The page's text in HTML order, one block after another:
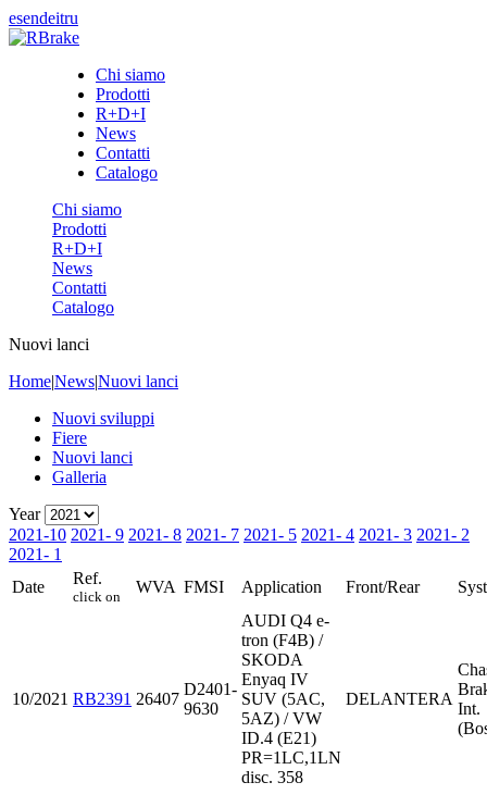
esendeitru
Chi siamo
Prodotti
R+D+I
News
Contatti
Catalogo
Chi siamo
Prodotti
R+D+I
News
Contatti
Catalogo
Nuovi lanci
Home|News|Nuovi lanci
Nuovi sviluppi
Fiere
Nuovi lanci
Galleria
Year
2021-10 2021- 9 2021- 8 2021- 7 2021- 5 2021- 4 2021- 3 2021- 2
2021- 1
Date
Ref.
click on
WVA FMSI Application Front/Rear
10/2021 RB2391 26407
D2401-
9630
AUDI Q4 e-
tron (F4B) /
SKODA
Enyaq IV
SUV (5AC,
5AZ) / VW
ID.4 (E21)
PR=1LC,1LN
disc. 358
DELANTERA
Int.